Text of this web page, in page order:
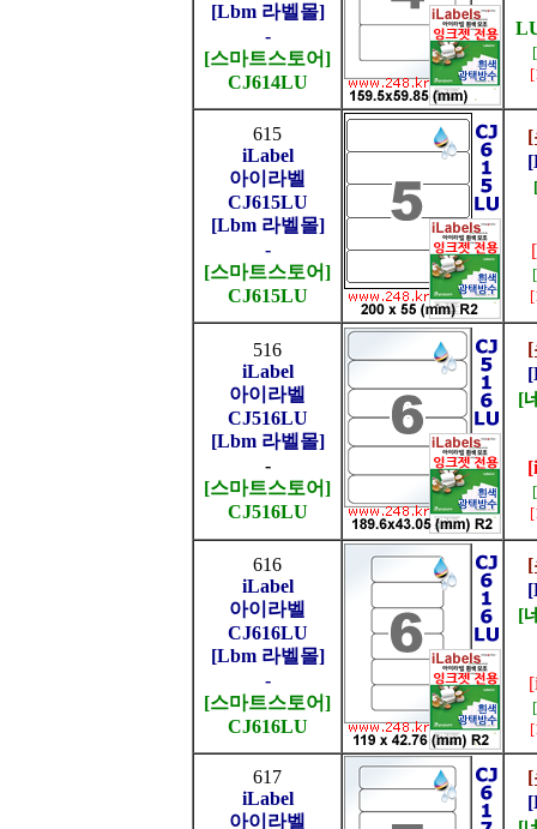
[Lbm 라벨몰]
-
[스마트스토어]
CJ614LU
615
iLabel
아이라벨
CJ615LU
[Lbm 라벨몰]
-
[스마트스토어]
CJ615LU
[
516
iLabel
아이라벨
CJ516LU
[Lbm 라벨몰]
-
[스마트스토어]
CJ516LU
[
[
616
iLabel
아이라벨
CJ616LU
[Lbm 라벨몰]
-
[스마트스토어]
CJ616LU
[
[
617
iLabel
아이라벨
[